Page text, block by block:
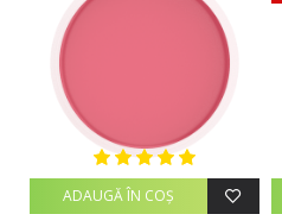
ADAUGĂ ÎN COŞ